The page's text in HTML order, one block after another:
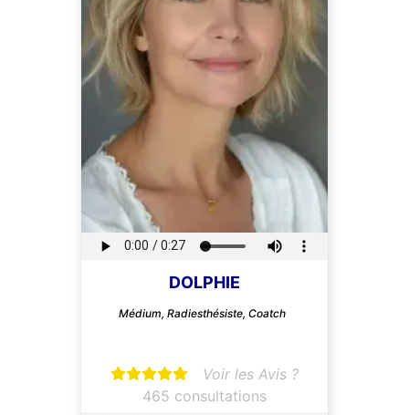
DOLPHIE
Médium, Radiesthésiste, Coatch
Voir les Avis ?
465 consultations